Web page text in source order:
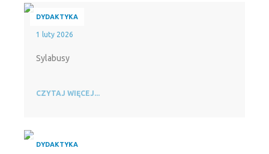
DYDAKTYKA
1 luty 2026
Sylabusy
CZYTAJ WIĘCEJ...
DYDAKTYKA